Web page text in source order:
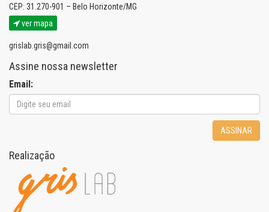
CEP: 31.270-901 – Belo Horizonte/MG
ver mapa
grislab.gris@gmail.com
Assine nossa newsletter
Email:
ASSINAR
Realização